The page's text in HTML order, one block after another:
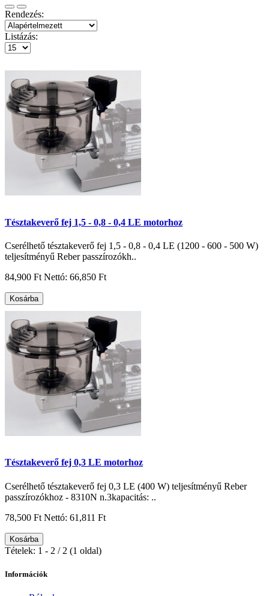
Rendezés:
Listázás:
Tésztakeverő fej 1,5 - 0,8 - 0,4 LE motorhoz
Cserélhető tésztakeverő fej 1,5 - 0,8 - 0,4 LE (1200 - 600 - 500 W)
teljesítményű Reber passzírozókh..
84,900 Ft Nettó: 66,850 Ft
Kosárba
Tésztakeverő fej 0,3 LE motorhoz
Cserélhető tésztakeverő fej 0,3 LE (400 W) teljesítményű Reber
passzírozókhoz - 8310N n.3kapacitás: ..
78,500 Ft Nettó: 61,811 Ft
Kosárba
Tételek: 1 - 2 / 2 (1 oldal)
Információk